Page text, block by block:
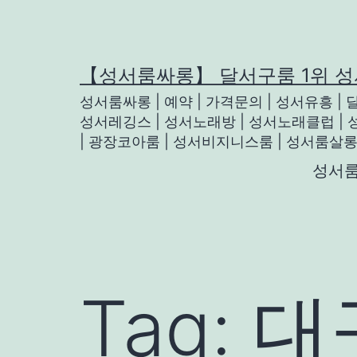
【성서룸싸롱】 달서구룸 1위
성서룸싸롱 | 예약 | 가격문의 | 성서유흥 |
성서레깅스 | 성서노래방 | 성서노래클럽 |
| 광장코아룸 | 성서비지니스룸 | 성서룸살롱
성서
Tag: 대